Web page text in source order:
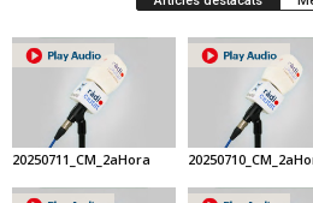
20250711_CM_2aHora